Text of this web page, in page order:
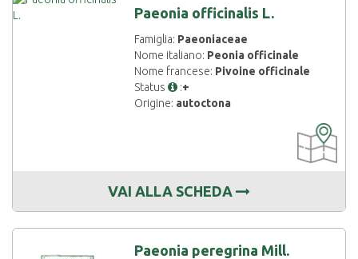
Paeonia officinalis L.
Famiglia: Paeoniaceae
Nome italiano: Peonia officinale
Nome francese: Pivoine officinale
Status
:+
Origine: autoctona
DISPONIBILE
VAI ALLA SCHEDA
Paeonia peregrina Mill.